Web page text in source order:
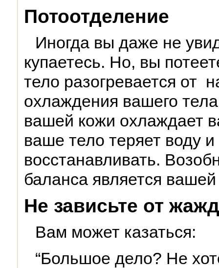
Потоотделение
Иногда вы даже не
купаетесь. Но, вы
тело разогревается от
охлаждения вашего
вашей кожи охлаждает
ваше тело теряет воду
восстанавливать.
баланса является
Не зависьте от
Вам может казаться:
“Большое дело? Не